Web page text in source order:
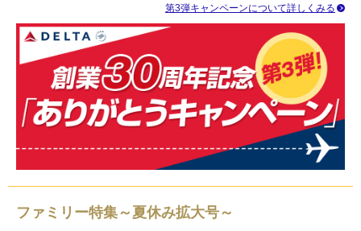
第3弾キャンペーンについて詳しくみる
ファミリー特集～夏休み拡大号～